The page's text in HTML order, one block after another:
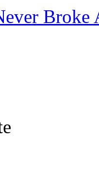
Broke